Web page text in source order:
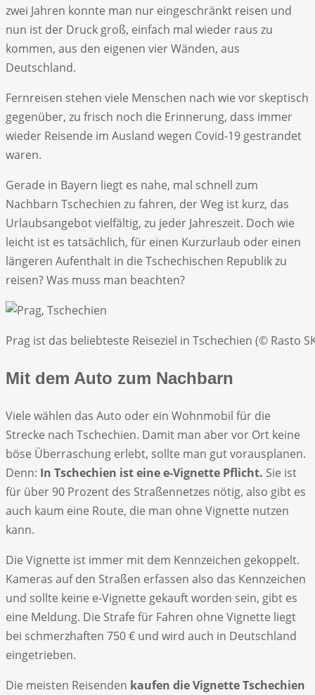
zwei Jahren konnte man nur eingeschränkt reisen und
nun ist der Druck groß, einfach mal wieder raus zu
kommen, aus den eigenen vier Wänden, aus
Deutschland.
Fernreisen stehen viele Menschen nach wie vor skeptisch
gegenüber, zu frisch noch die Erinnerung, dass immer
wieder Reisende im Ausland wegen Covid-19 gestrandet
waren.
Gerade in Bayern liegt es nahe, mal schnell zum
Nachbarn Tschechien zu fahren, der Weg ist kurz, das
Urlaubsangebot vielfältig, zu jeder Jahreszeit. Doch wie
leicht ist es tatsächlich, für einen Kurzurlaub oder einen
längeren Aufenthalt in die Tschechischen Republik zu
reisen? Was muss man beachten?
Prag ist das beliebteste Reiseziel in Tschechien (© Rasto
Mit dem Auto zum Nachbarn
Viele wählen das Auto oder ein Wohnmobil für die
Strecke nach Tschechien. Damit man aber vor Ort keine
böse Überraschung erlebt, sollte man gut vorausplanen.
Denn: In Tschechien ist eine e-Vignette Pflicht. Sie ist
für über 90 Prozent des Straßennetzes nötig, also gibt es
auch kaum eine Route, die man ohne Vignette nutzen
kann.
Die Vignette ist immer mit dem Kennzeichen gekoppelt.
Kameras auf den Straßen erfassen also das Kennzeichen
und sollte keine e-Vignette gekauft worden sein, gibt es
eine Meldung. Die Strafe für Fahren ohne Vignette liegt
bei schmerzhaften 750 € und wird auch in Deutschland
eingetrieben.
Die meisten Reisenden kaufen die Vignette Tschechien